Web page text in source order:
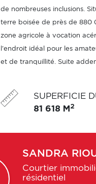
de nombreuses inclusions.
terre boisée de près de 880
zone agricole à vocation
l'endroit idéal pour les
et de tranquillité. Suite
SUPERFICIE
81 618 M 2
SANDRA
Courtier
résidentiel